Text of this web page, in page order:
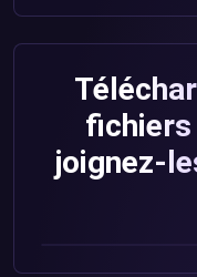
joignez-